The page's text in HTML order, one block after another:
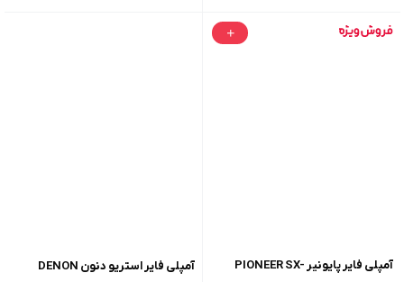
آمپلی فایر پایونیر PIONEER SX-
آمپلی فایر استریو دنون DENON